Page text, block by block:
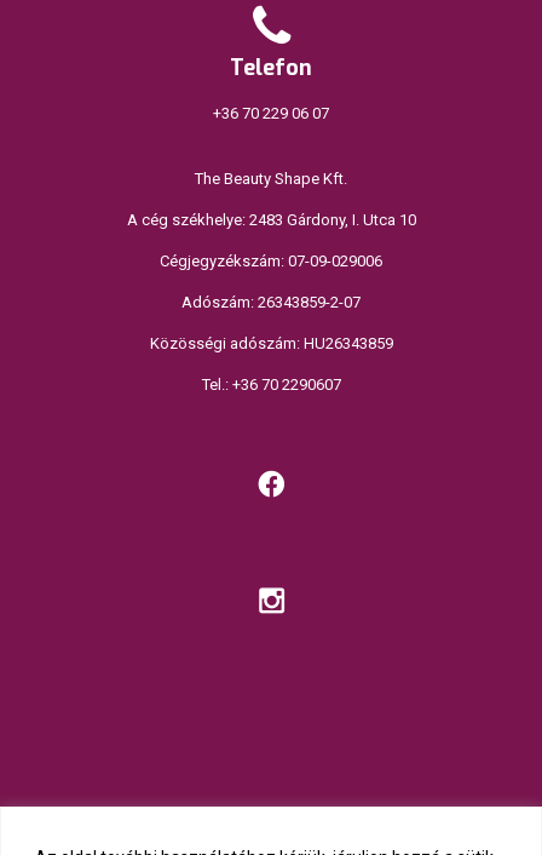
Telefon
+36 70 229 06 07
The Beauty Shape Kft.
A cég székhelye: 2483 Gárdony, I. Utca 10
Cégjegyzékszám: 07-09-029006
Adószám: 26343859-2-07
Közösségi adószám: HU26343859
Tel.: +36 70 2290607